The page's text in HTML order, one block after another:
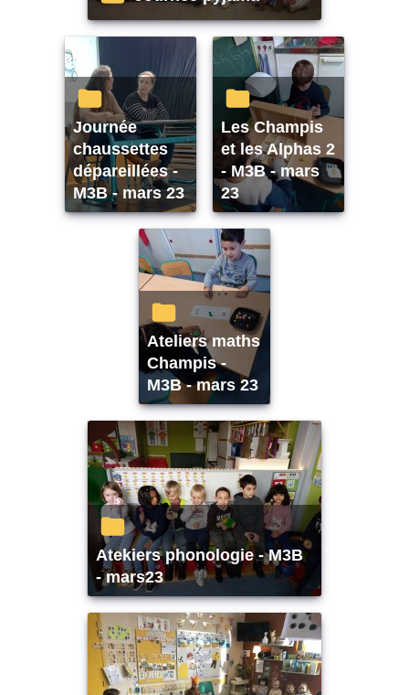
Journée
chaussettes
dépareillées -
M3B - mars 23
Les Champis
et les Alphas 2
- M3B - mars
23
Ateliers maths
Champis -
M3B - mars 23
Atekiers phonologie - M3B
- mars23